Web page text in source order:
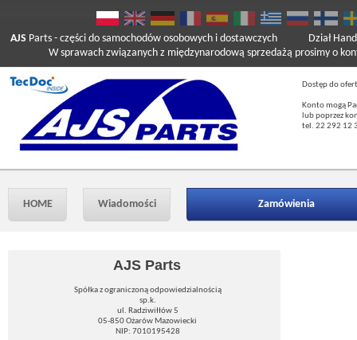
AJS Parts - części do samochodów osobowych i dostawczych
W sprawach związanych z międzynarodową sprzedażą prosimy o
Dział
Dostęp do
Konto mogą
lub poprzez
tel. 22 292 12
HOME Wiadomości Zamówienia
AJS Parts
Spółka z ograniczoną odpowiedzialnością
sp.k.
ul. Radziwiłłów 5
05-850 Ożarów Mazowiecki
NIP: 7010195428